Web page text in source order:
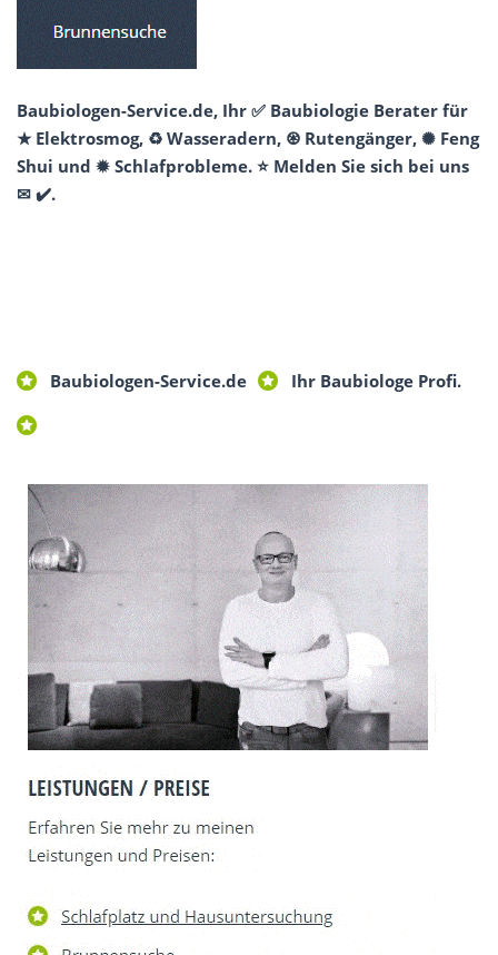
Baubiologen-Service.de, Ihr ✅ Baubiologie Berater für
★ Elektrosmog, ♻ Wasseradern, ♼ Rutengänger, ✺ Feng
Shui und ✹ Schlafprobleme. ⭐ Melden Sie sich bei uns
✉ ✔️.
Baubiologen-Service.de Ihr Baubiologe Profi.